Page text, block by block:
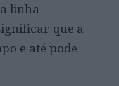
linha
que a
e até pode